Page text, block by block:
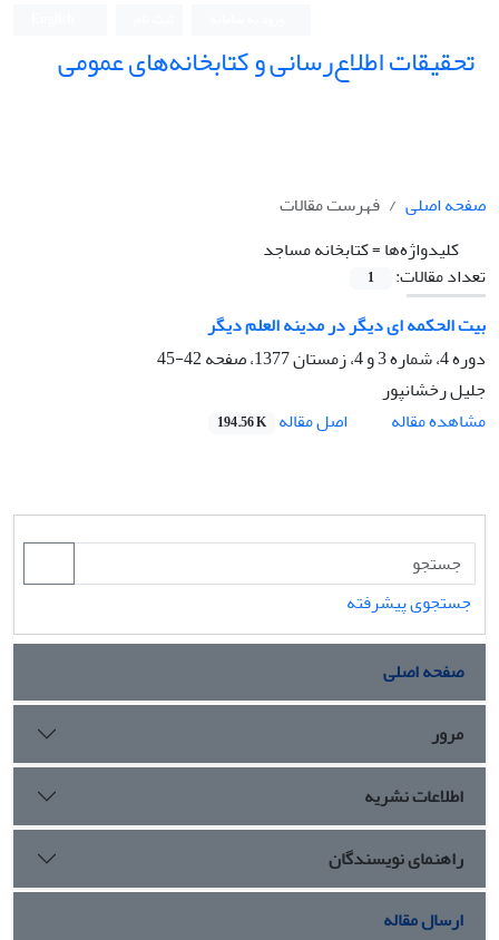
تحقیقات اطلاع‌رسانی و کتابخانه‌های عمومی
صفحه اصلی
فهرست مقالات
کلیدواژه‌ها =کتابخانه مساجد
تعداد مقالات:
1
بیت الحکمه ای دیگر در مدینه العلم دیگر
دوره 4، شماره 3 و 4، زمستان 1377، صفحه
42-45
جلیل رخشانپور
مشاهده مقاله
اصل مقاله 194.56 K
جستجوی پیشرفته
صفحه اصلی
مرور
اطلاعات نشریه
راهنمای نویسندگان
ارسال مقاله